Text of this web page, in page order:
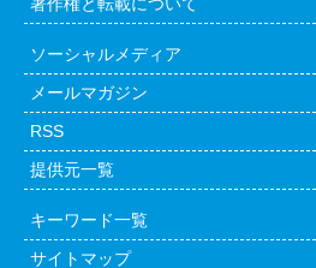
ソーシャルメディア
メールマガジン
RSS
提供元一覧
キーワード一覧
サイトマップ